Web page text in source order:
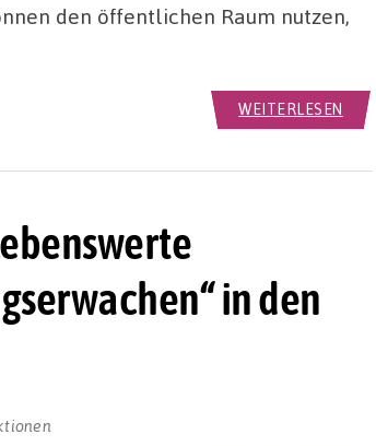
den öffentlichen Raum nutzen,
WEITERLESEN
in den